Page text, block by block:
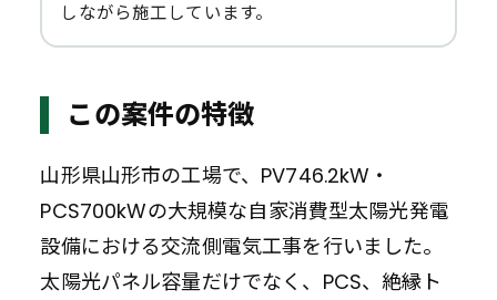
しながら施工しています。
この案件の特徴
山形県山形市の工場で、PV746.2kW・
PCS700kWの大規模な自家消費型太陽光発電
設備における交流側電気工事を行いました。
太陽光パネル容量だけでなく、PCS、絶縁ト